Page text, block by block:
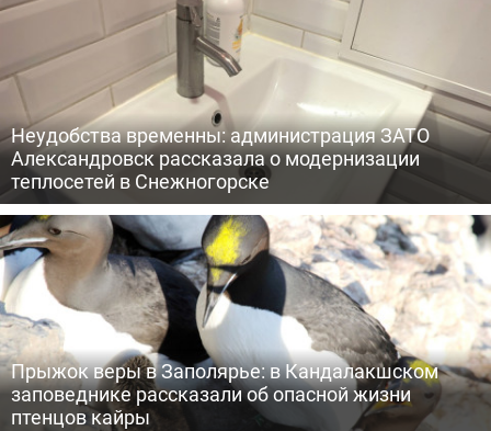
Неудобства временны: администрация ЗАТО
Александровск рассказала о модернизации
теплосетей в Снежногорске
Прыжок веры в Заполярье: в Кандалакшском
заповеднике рассказали об опасной жизни
птенцов кайры